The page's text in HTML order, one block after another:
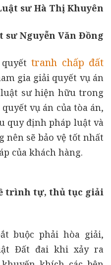
sư Hà Thị Khuyên
sư Nguyễn Văn Đồng
quyếttranh chấp đất
gia giải quyết vụ án
sư hiện hữu trong
vụ án của tòa án,
quy định pháp luật và
sẽ bảo vệ tốt nhất
của khách hàng.
trình tự, thủ tục giải
buộc phải hòa giải,
Đất đai khi xảy ra